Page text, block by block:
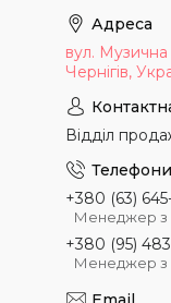
вул. Музична
Чернігів,
Відділ
+380 (63)
Менеджер з
+380 (95)
Менеджер з